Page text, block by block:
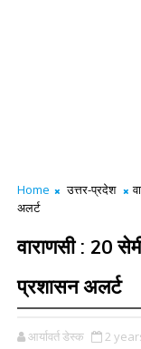
Home उत्तर-प्रदेश
अलर्ट
वाराणसी : 20
प्रशासन अलर्ट
आर्यावर्त डेस्क 2